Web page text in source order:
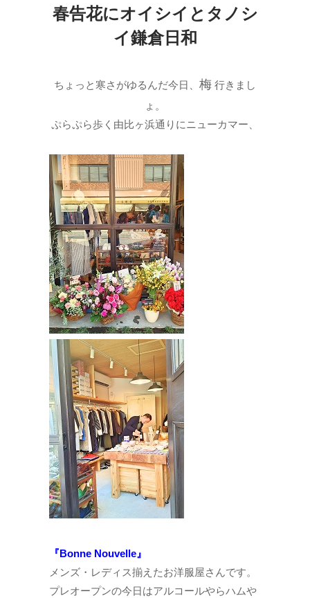
春告花にオイシイとタノシ
イ鎌倉日和
ちょっと寒さがゆるんだ今日、 梅 行きまし
ょ。
ぷらぷら歩く由比ヶ浜通りにニューカマー、
『Bonne Nouvelle』
メンズ・レディス揃えたお洋服屋さんです。
プレオープンの今日はアルコールやらハムや